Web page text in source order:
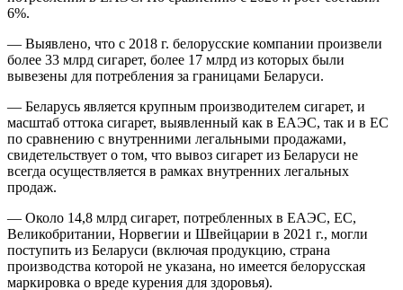
6%.
— Выявлено, что с 2018 г. белорусские компании произвели
более 33 млрд сигарет, более 17 млрд из которых были
вывезены для потребления за границами Беларуси.
— Беларусь является крупным производителем сигарет, и
масштаб оттока сигарет, выявленный как в ЕАЭС, так и в ЕС
по сравнению с внутренними легальными продажами,
свидетельствует о том, что вывоз сигарет из Беларуси не
всегда осуществляется в рамках внутренних легальных
продаж.
— Около 14,8 млрд сигарет, потребленных в ЕАЭС, ЕС,
Великобритании, Норвегии и Швейцарии в 2021 г., могли
поступить из Беларуси (включая продукцию, страна
производства которой не указана, но имеется белорусская
маркировка о вреде курения для здоровья).